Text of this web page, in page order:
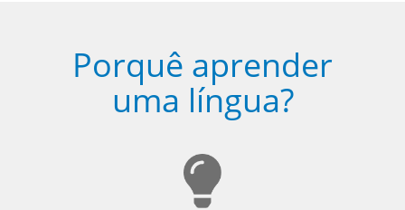
Porquê aprender
uma língua?